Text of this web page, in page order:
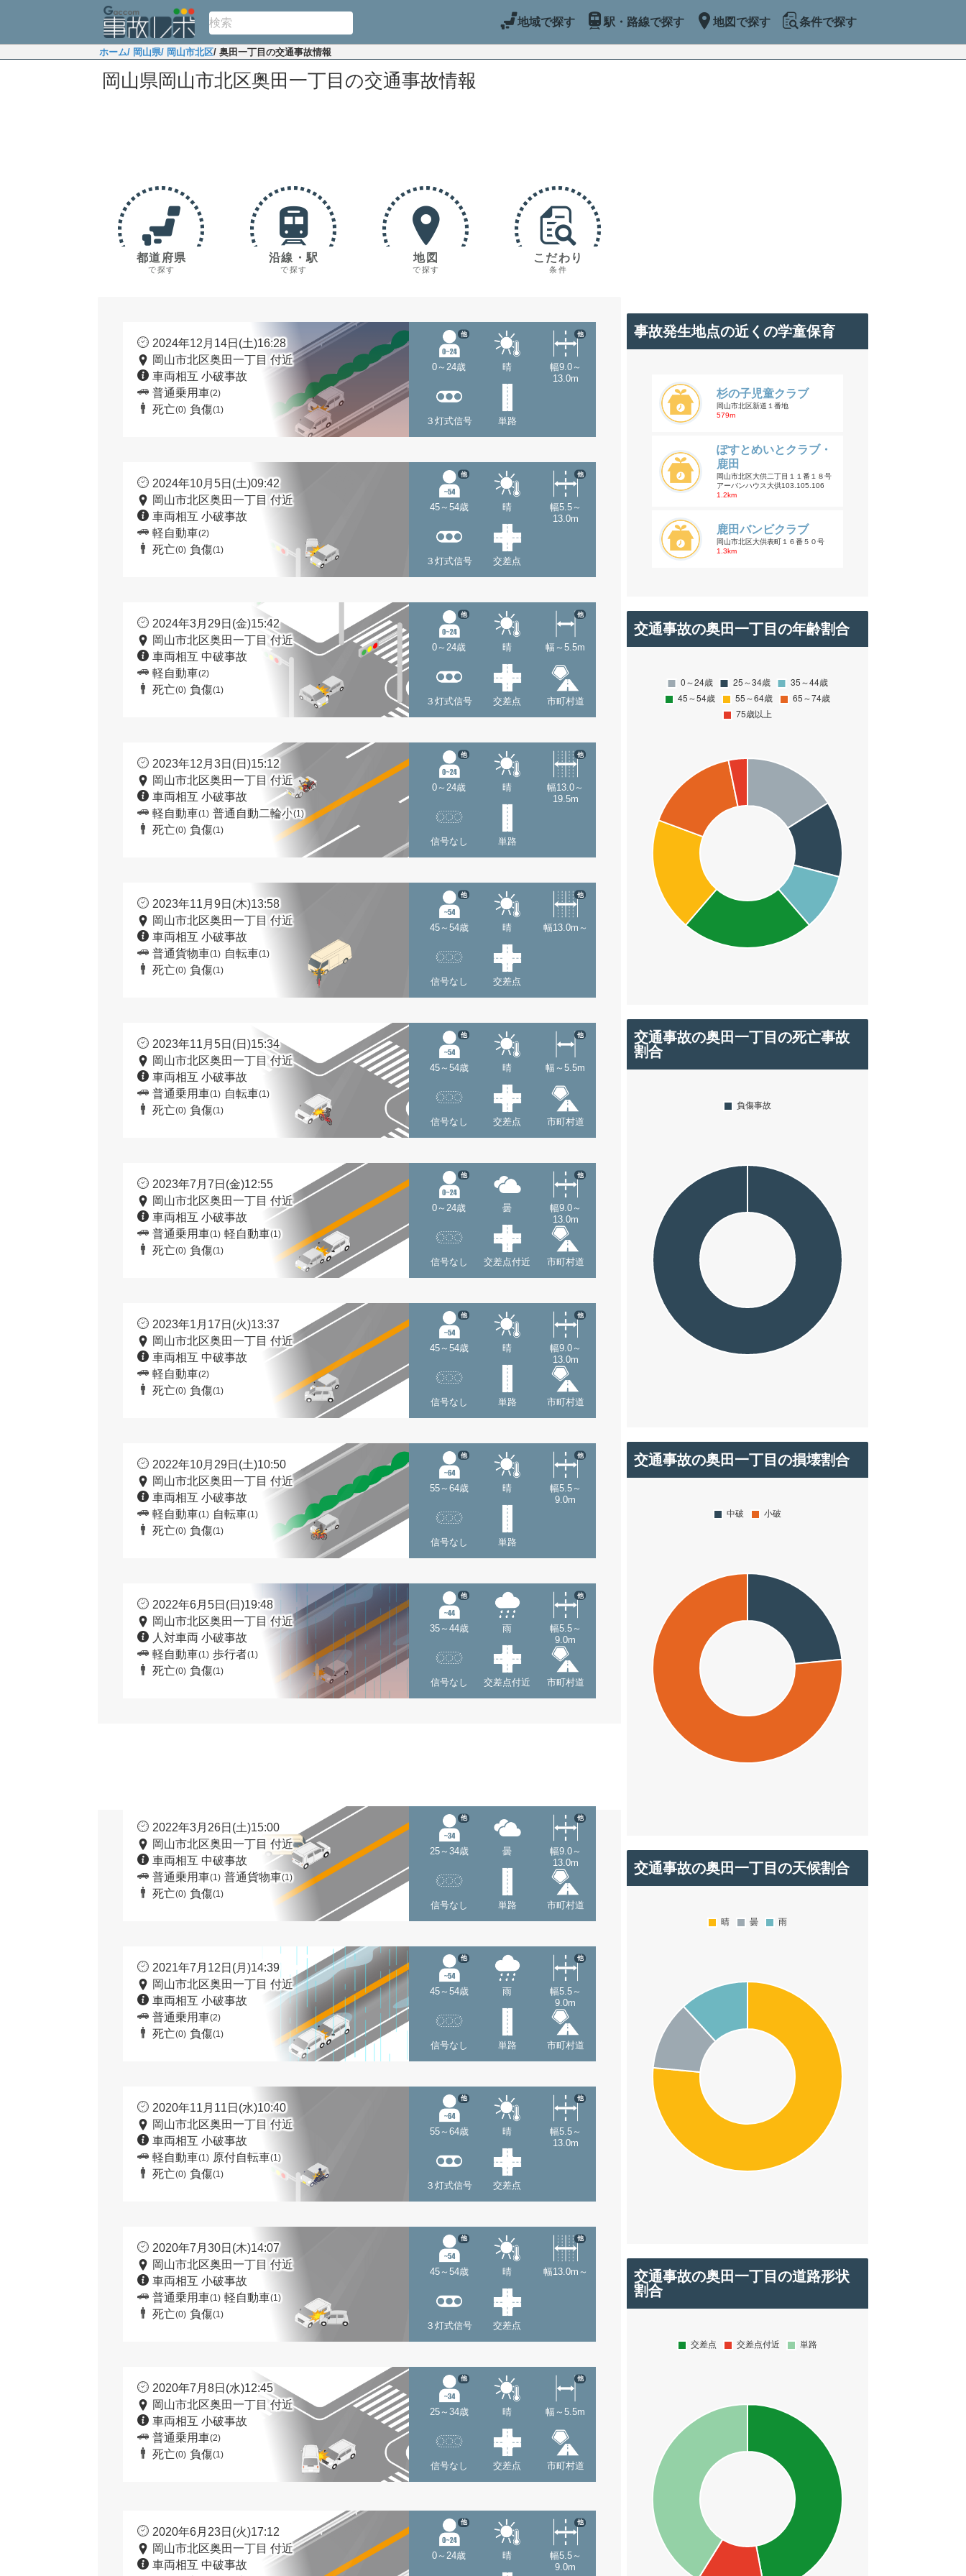
地域で探す 駅・路線で探す 地図で探す 条件で探す
ホーム/ 岡山県/ 岡山市北区/ 奥田一丁目の交通事故情報
岡山県岡山市北区奥田一丁目の交通事故情報
都道府県
で探す
沿線・駅
で探す
地図
で探す
こだわり
条件
2024年12月14日(土)16:28
岡山市北区奥田一丁目 付近
車両相互 小破事故
普通乗用車(2)
死亡(0) 負傷(1)
0～24歳
他
晴
幅9.0～
13.0m
他
３灯式信号 単路
2024年10月5日(土)09:42
岡山市北区奥田一丁目 付近
車両相互 小破事故
軽自動車(2)
死亡(0) 負傷(1)
45～54歳
他
晴
幅5.5～
13.0m
他
３灯式信号 交差点
2024年3月29日(金)15:42
岡山市北区奥田一丁目 付近
車両相互 中破事故
軽自動車(2)
死亡(0) 負傷(1)
0～24歳
他
晴 幅～5.5m
他
３灯式信号 交差点 市町村道
2023年12月3日(日)15:12
岡山市北区奥田一丁目 付近
車両相互 小破事故
軽自動車(1) 普通自動二輪小(1)
死亡(0) 負傷(1)
0～24歳
他
晴
幅13.0～
19.5m
他
信号なし 単路
2023年11月9日(木)13:58
岡山市北区奥田一丁目 付近
車両相互 小破事故
普通貨物車(1) 自転車(1)
死亡(0) 負傷(1)
45～54歳
他
晴 幅13.0m～
他
信号なし 交差点
2023年11月5日(日)15:34
岡山市北区奥田一丁目 付近
車両相互 小破事故
普通乗用車(1) 自転車(1)
死亡(0) 負傷(1)
45～54歳
他
晴 幅～5.5m
他
信号なし 交差点 市町村道
2023年7月7日(金)12:55
岡山市北区奥田一丁目 付近
車両相互 小破事故
普通乗用車(1) 軽自動車(1)
死亡(0) 負傷(1)
0～24歳
他
曇
幅9.0～
13.0m
他
信号なし 交差点付近 市町村道
2023年1月17日(火)13:37
岡山市北区奥田一丁目 付近
車両相互 中破事故
軽自動車(2)
死亡(0) 負傷(1)
45～54歳
他
晴
幅9.0～
13.0m
他
信号なし 単路 市町村道
2022年10月29日(土)10:50
岡山市北区奥田一丁目 付近
車両相互 小破事故
軽自動車(1) 自転車(1)
死亡(0) 負傷(1)
55～64歳
他
晴
幅5.5～
9.0m
他
信号なし 単路
2022年6月5日(日)19:48
岡山市北区奥田一丁目 付近
人対車両 小破事故
軽自動車(1) 歩行者(1)
死亡(0) 負傷(1)
35～44歳
他
雨
幅5.5～
9.0m
他
信号なし 交差点付近 市町村道
2022年3月26日(土)15:00
岡山市北区奥田一丁目 付近
車両相互 中破事故
普通乗用車(1) 普通貨物車(1)
死亡(0) 負傷(1)
25～34歳
他
曇
幅9.0～
13.0m
他
信号なし 単路 市町村道
2021年7月12日(月)14:39
岡山市北区奥田一丁目 付近
車両相互 小破事故
普通乗用車(2)
死亡(0) 負傷(1)
45～54歳
他
雨
幅5.5～
9.0m
他
信号なし 単路 市町村道
2020年11月11日(水)10:40
岡山市北区奥田一丁目 付近
車両相互 小破事故
軽自動車(1) 原付自転車(1)
死亡(0) 負傷(1)
55～64歳
他
晴
幅5.5～
13.0m
他
３灯式信号 交差点
2020年7月30日(木)14:07
岡山市北区奥田一丁目 付近
車両相互 小破事故
普通乗用車(1) 軽自動車(1)
死亡(0) 負傷(1)
45～54歳
他
晴 幅13.0m～
他
３灯式信号 交差点
2020年7月8日(水)12:45
岡山市北区奥田一丁目 付近
車両相互 小破事故
普通乗用車(2)
死亡(0) 負傷(1)
25～34歳
他
晴 幅～5.5m
他
信号なし 交差点 市町村道
2020年6月23日(火)17:12
岡山市北区奥田一丁目 付近
車両相互 中破事故
0～24歳
他
晴
幅5.5～
9.0m
他
事故発生地点の近くの学童保育
杉の子児童クラブ
岡山市北区新道１番地
579m
ぽすとめいとクラブ・
鹿田
岡山市北区大供二丁目１１番１８号
アーバンハウス大供103.105.106
1.2km
鹿田バンビクラブ
岡山市北区大供表町１６番５０号
1.3km
交通事故の奥田一丁目の年齢割合
交通事故の奥田一丁目の死亡事故
割合
交通事故の奥田一丁目の損壊割合
交通事故の奥田一丁目の天候割合
交通事故の奥田一丁目の道路形状
割合